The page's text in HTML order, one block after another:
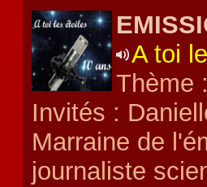
A toi
Thème :
Invités :
Marraine de
journaliste